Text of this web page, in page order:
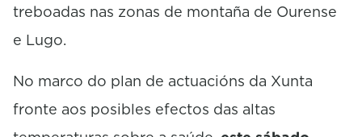
treboadas nas zonas de montaña de Ourense
e Lugo.
No marco do plan de actuacións da Xunta
fronte aos posibles efectos das altas